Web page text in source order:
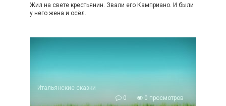
Жил на свете крестьянин. Звали его Камприано. И были
у него жена и осёл.
Итальянские сказки
0
0 просмотров